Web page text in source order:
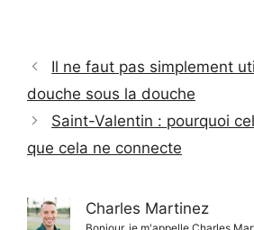
Il ne faut pas simplement
douche sous la douche
Saint-Valentin : pourquoi
que cela ne connecte
Charles Martinez